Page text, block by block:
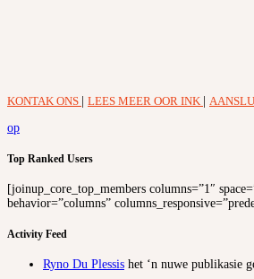
KONTAK ONS LEES MEER OOR INK
op
Top Ranked Users
[joinup_core_top_members columns=”1″
behavior=”columns”
Activity Feed
Ryno Du Plessis het ‘n nuwe publikasie